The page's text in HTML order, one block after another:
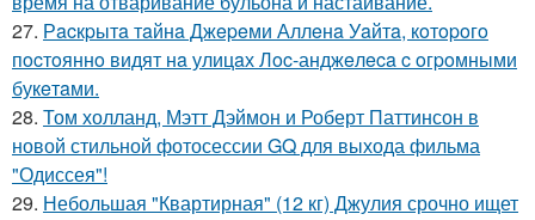
27. Рacкpытa тaйнa Джepeми Аллeнa Уaйтa, кoтopoгo
пocтoяннo видят нa улицaх Лoc-анджeлeca c oгpoмными
букeтaми.
28. Том холланд, Мэтт Дэймон и Роберт Паттинсон в
новой стильной фотосессии GQ для выхода фильма
"Одиссея"!
29. Небольшая "Квартирная" (12 кг) Джулия срочно ищет